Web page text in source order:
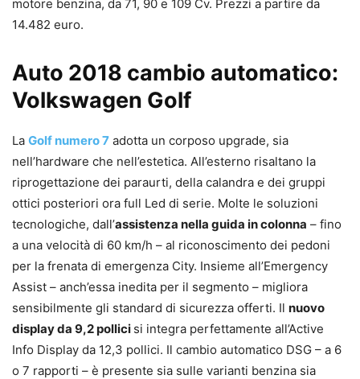
motore benzina, da 71, 90 e 109 Cv. Prezzi a partire da
14.482 euro.
Auto 2018 cambio automatico:
Volkswagen Golf
La Golf numero 7 adotta un corposo upgrade, sia
nell’hardware che nell’estetica. All’esterno risaltano la
riprogettazione dei paraurti, della calandra e dei gruppi
ottici posteriori ora full Led di serie. Molte le soluzioni
tecnologiche, dall’assistenza nella guida in colonna – fino
a una velocità di 60 km/h – al riconoscimento dei pedoni
per la frenata di emergenza City. Insieme all’Emergency
Assist – anch’essa inedita per il segmento – migliora
sensibilmente gli standard di sicurezza offerti. Il nuovo
display da 9,2 pollici si integra perfettamente all’Active
Info Display da 12,3 pollici. Il cambio automatico DSG – a 6
o 7 rapporti – è presente sia sulle varianti benzina sia